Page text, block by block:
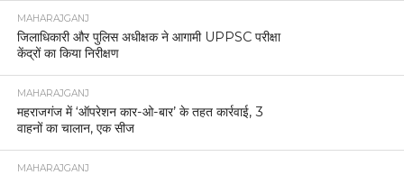
MAHARAJGANJ
जिलाधिकारी और पुलिस अधीक्षक ने आगामी UPPSC परीक्षा
केंद्रों का किया निरीक्षण
MAHARAJGANJ
महराजगंज में ‘ऑपरेशन कार-ओ-बार’ के तहत कार्रवाई, 3
वाहनों का चालान, एक सीज
MAHARAJGANJ